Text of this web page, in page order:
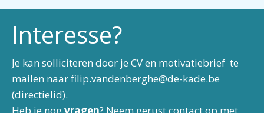
Interesse?
Je kan solliciteren door je CV en motivatiebrief te
mailen naar filip.vandenberghe@de-kade.be
(directielid).